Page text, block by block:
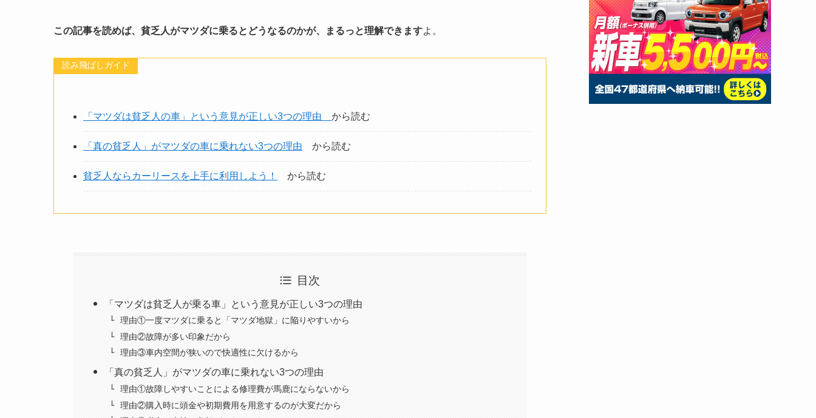
この記事を読めば、貧乏人がマツダに乗るとどうなるのかが、まるっと理解できますよ。
読み飛ばしガイド
「マツダは貧乏人の車」という意見が正しい3つの理由 から読む
「真の貧乏人」がマツダの車に乗れない3つの理由 から読む
貧乏人ならカーリースを上手に利用しよう！ から読む
目次
「マツダは貧乏人が乗る車」という意見が正しい3つの理由
理由①一度マツダに乗ると「マツダ地獄」に陥りやすいから
理由②故障が多い印象だから
理由③車内空間が狭いので快適性に欠けるから
「真の貧乏人」がマツダの車に乗れない3つの理由
理由①故障しやすいことによる修理費が馬鹿にならないから
理由②購入時に頭金や初期費用を用意するのが大変だから